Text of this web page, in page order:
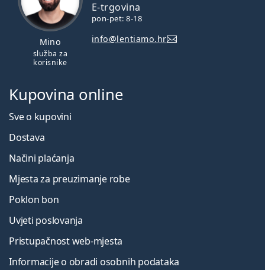
Mino
služba za
korisnike
E-trgovina
pon-pet: 8-18
info@lentiamo.hr
Kupovina online
Sve o kupovini
Dostava
Načini plaćanja
Mjesta za preuzimanje robe
Poklon bon
Uvjeti poslovanja
Pristupačnost web-mjesta
Informacije o obradi osobnih podataka